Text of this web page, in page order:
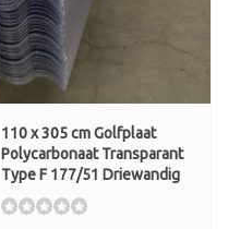
110 x 305 cm Golfplaat
Polycarbonaat Transparant
Type F 177/51 Driewandig